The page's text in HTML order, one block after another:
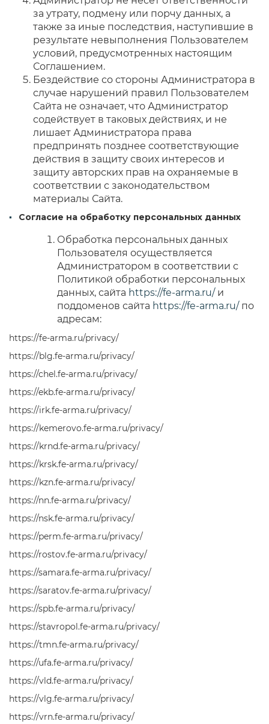
за утрату, подмену или порчу данных, а
также за иные последствия, наступившие в
результате невыполнения Пользователем
условий, предусмотренных настоящим
Соглашением.
Бездействие со стороны Администратора в
случае нарушений правил Пользователем
Сайта не означает, что Администратор
содействует в таковых действиях, и не
лишает Администратора права
предпринять позднее соответствующие
действия в защиту своих интересов и
защиту авторских прав на охраняемые в
соответствии с законодательством
материалы Сайта.
Согласие на обработку персональных данных
Обработка персональных данных
Пользователя осуществляется
Администратором в соответствии с
Политикой обработки персональных
данных, сайта https://fe-arma.ru/ и
поддоменов сайта https://fe-arma.ru/ по
адресам:
https://fe-arma.ru/privacy/
https://blg.fe-arma.ru/privacy/
https://chel.fe-arma.ru/privacy/
https://ekb.fe-arma.ru/privacy/
https://irk.fe-arma.ru/privacy/
https://kemerovo.fe-arma.ru/privacy/
https://krnd.fe-arma.ru/privacy/
https://krsk.fe-arma.ru/privacy/
https://kzn.fe-arma.ru/privacy/
https://nn.fe-arma.ru/privacy/
https://nsk.fe-arma.ru/privacy/
https://perm.fe-arma.ru/privacy/
https://rostov.fe-arma.ru/privacy/
https://samara.fe-arma.ru/privacy/
https://saratov.fe-arma.ru/privacy/
https://spb.fe-arma.ru/privacy/
https://stavropol.fe-arma.ru/privacy/
https://tmn.fe-arma.ru/privacy/
https://ufa.fe-arma.ru/privacy/
https://vld.fe-arma.ru/privacy/
https://vlg.fe-arma.ru/privacy/
https://vrn.fe-arma.ru/privacy/